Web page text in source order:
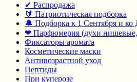
✔ Распродажа
🔰 Патриотическая подборка
🔔 Подборка к 1 Сентября и
❤ Парфюмерия (духи
Фиксаторы аромата
Косметические маски
Антивозрастной уход
Пептиды
При куперозе